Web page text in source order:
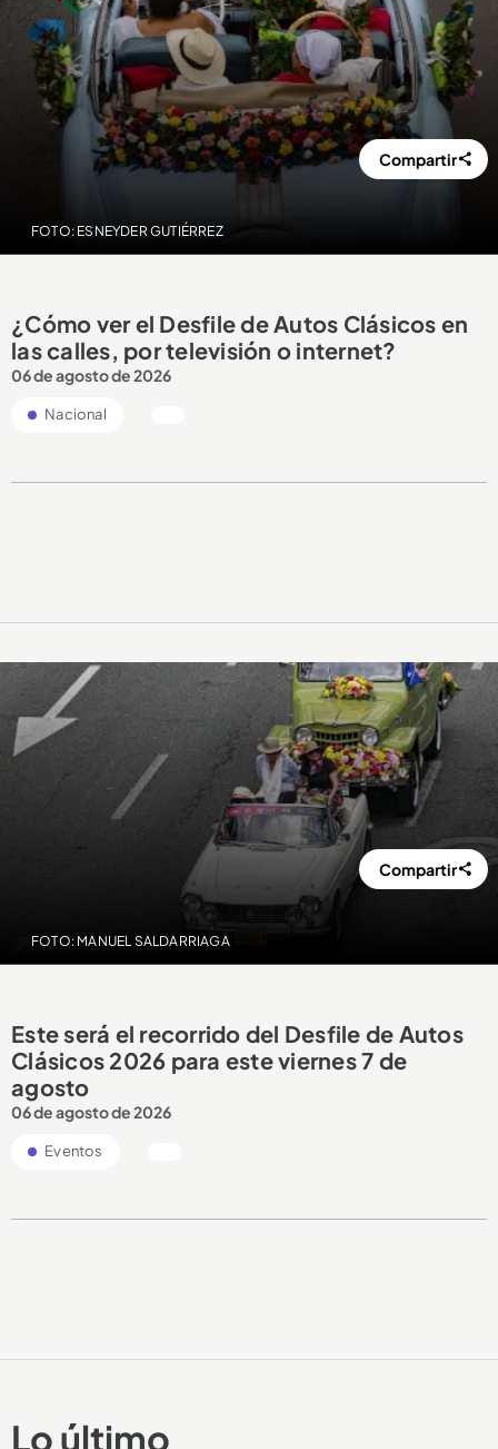
FOTO: ESNEYDER GUTIÉRREZ
Compartir
¿Cómo ver el Desfile de Autos Clásicos en
las calles, por televisión o internet?
06 de agosto de 2026
Nacional
FOTO: MANUEL SALDARRIAGA
Compartir
Este será el recorrido del Desfile de Autos
Clásicos 2026 para este viernes 7 de
agosto
06 de agosto de 2026
Eventos
Lo último